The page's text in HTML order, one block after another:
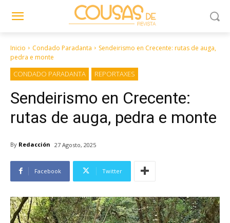
Inicio Condado Paradanta
Sendeirismo en Crecente: rutas de auga,
pedra e monte
CONDADO PARADANTA REPORTAXES
Sendeirismo en Crecente:
rutas de auga, pedra e monte
By Redacción 27 Agosto, 2025
Facebook Twitter